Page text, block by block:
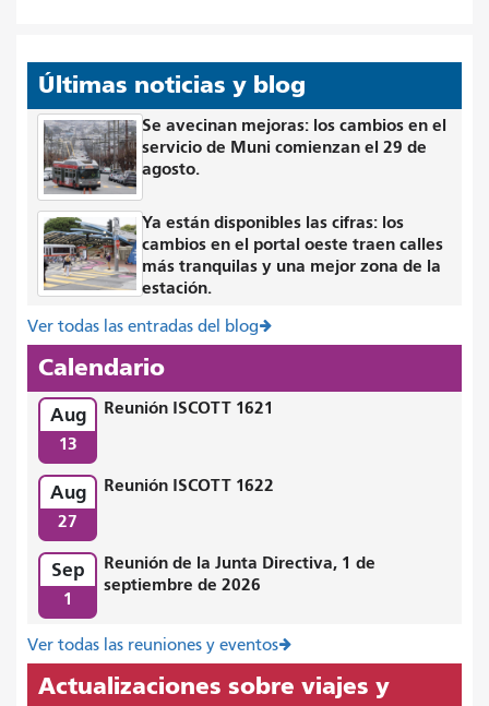
Últimas noticias y blog
Se avecinan mejoras: los cambios en el
servicio de Muni comienzan el 29 de
agosto.
Ya están disponibles las cifras: los
cambios en el portal oeste traen calles
más tranquilas y una mejor zona de la
estación.
Ver todas las entradas del blog
Calendario
Aug
13
Reunión ISCOTT 1621
Aug
27
Reunión ISCOTT 1622
Sep
1
Reunión de la Junta Directiva, 1 de
septiembre de 2026
Ver todas las reuniones y eventos
Actualizaciones sobre viajes y